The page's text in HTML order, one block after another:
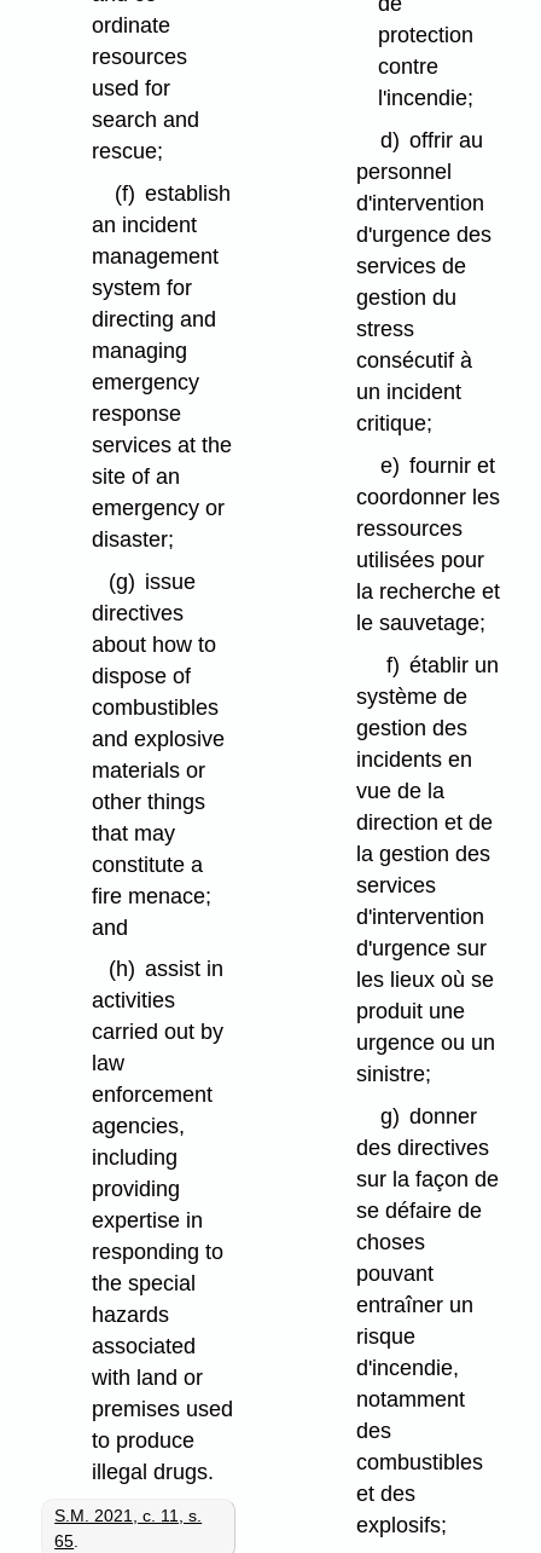
ordinate
resources
used for
search and
rescue;
(f) establish
an incident
management
system for
directing and
managing
emergency
response
services at the
site of an
emergency or
disaster;
(g) issue
directives
about how to
dispose of
combustibles
and explosive
materials or
other things
that may
constitute a
fire menace;
and
(h) assist in
activities
carried out by
law
enforcement
agencies,
including
providing
expertise in
responding to
the special
hazards
associated
with land or
premises used
to produce
illegal drugs.
S.M. 2021, c. 11, s.
65
protection
contre
l'incendie;
d) offrir au
personnel
d'intervention
d'urgence des
services de
gestion du
stress
consécutif à
un incident
critique;
e) fournir et
coordonner les
ressources
utilisées pour
la recherche et
le sauvetage;
f) établir un
système de
gestion des
incidents en
vue de la
direction et de
la gestion des
services
d'intervention
d'urgence sur
les lieux où se
produit une
urgence ou un
sinistre;
g) donner
des directives
sur la façon de
se défaire de
choses
pouvant
entraîner un
risque
d'incendie,
notamment
des
combustibles
et des
explosifs;